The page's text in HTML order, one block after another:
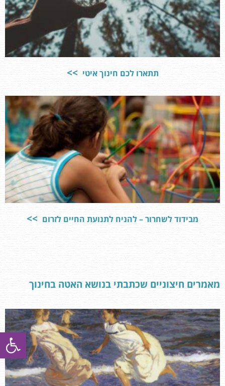
פתח
תתארו לכם חינוך איטי
מבידוד לשחרור – להניח לתנועת החיים לזרום
מאמרים חיצוניים שכתבתי בנושא האטה בחינוך